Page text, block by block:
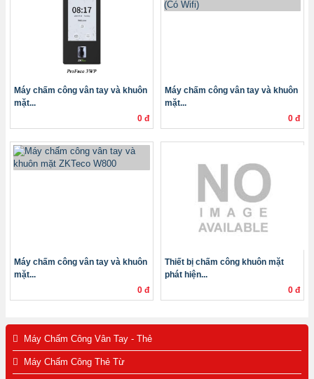
Máy chấm công vân tay và khuôn
mặt...
0 đ
Máy chấm công vân tay và khuôn
mặt...
0 đ
Máy chấm công vân tay và khuôn
mặt...
0 đ
Thiết bị chấm công khuôn mặt
phát hiện...
0 đ
Máy Chấm Công Vân Tay - Thẻ
Máy Chấm Công Thẻ Từ